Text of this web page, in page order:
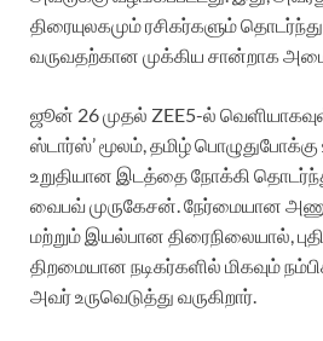
திரையுலகமும் ரசிகர்களும்
வருவதற்கான முக்கிய சான்றாக
ஜூன் 26 முதல் ZEE5-ல்
ஸ்டார்ஸ்’ மூலம், தமிழ்
உறுதியான இடத்தை நோக்கி
வைபவ் முருகேசன். நேர்மையான
மற்றும் இயல்பான திரைநிலையால்,
திறமையான நடிகர்களில் மிகவும்
அவர் உருவெடுத்து வருகிறார்.